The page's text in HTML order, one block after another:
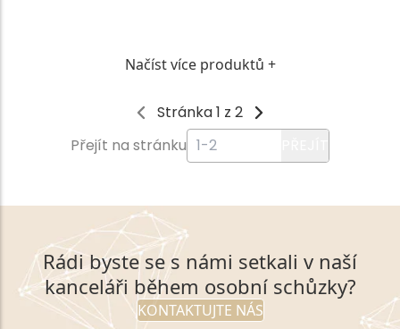
Načíst více produktů +
Stránka 1 z 2
Přejít na stránku
Rádi byste se s námi setkali v naší
kanceláři během osobní schůzky?
KONTAKTUJTE NÁS